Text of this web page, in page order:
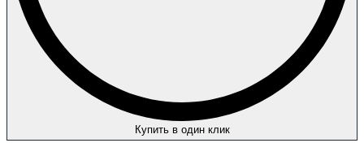
Купить в один клик